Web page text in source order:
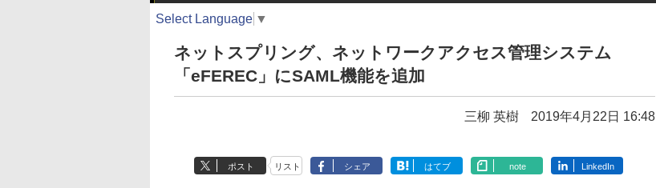
Select Language ▼
ネットスプリング、ネットワークアクセス管理システム
「eFEREC」にSAML機能を追加
三柳 英樹 2019年4月22日 16:48
ポスト リスト シェア はてブ note LinkedIn